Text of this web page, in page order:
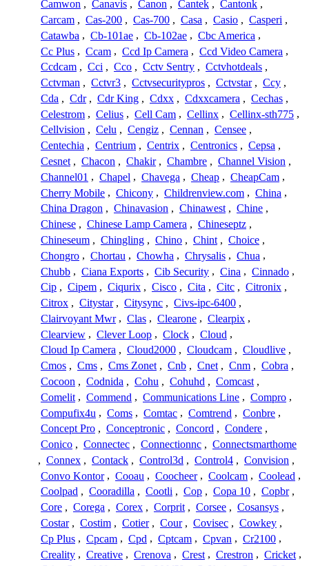
Camwon , Canavis , Canon , Cantek , Cantonk ,
Carcam , Cas-200 , Cas-700 , Casa , Casio , Casperi ,
Catawba , Cb-101ae , Cb-102ae , Cbc America ,
Cc Plus , Ccam , Ccd Ip Camera , Ccd Video Camera ,
Ccdcam , Cci , Cco , Cctv Sentry , Cctvhotdeals ,
Cctvman , Cctvr3 , Cctvsecuritypros , Cctvstar , Ccy ,
Cda , Cdr , Cdr King , Cdxx , Cdxxcamera , Cechas ,
Celestrom , Celius , Cell Cam , Cellinx , Cellinx-sth775 ,
Cellvision , Celu , Cengiz , Cennan , Censee ,
Centechia , Centrium , Centrix , Centronics , Cepsa ,
Cesnet , Chacon , Chakir , Chambre , Channel Vision ,
Channel01 , Chapel , Chavega , Cheap , CheapCam ,
Cherry Mobile , Chicony , Childrenview.com , China ,
China Dragon , Chinavasion , Chinawest , Chine ,
Chinese , Chinese Lamp Camera , Chineseptz ,
Chineseum , Chingling , Chino , Chint , Choice ,
Chongro , Chortau , Chowha , Chrysalis , Chua ,
Chubb , Ciana Exports , Cib Security , Cina , Cinnado ,
Cip , Cipem , Ciqurix , Cisco , Cita , Citc , Citronix ,
Citrox , Citystar , Citysync , Civs-ipc-6400 ,
Clairvoyant Mwr , Clas , Clearone , Clearpix ,
Clearview , Clever Loop , Clock , Cloud ,
Cloud Ip Camera , Cloud2000 , Cloudcam , Cloudlive ,
Cmos , Cms , Cms Zonet , Cnb , Cnet , Cnm , Cobra ,
Cocoon , Codnida , Cohu , Cohuhd , Comcast ,
Comelit , Commend , Communications Line , Compro ,
Compufix4u , Coms , Comtac , Comtrend , Conbre ,
Concept Pro , Conceptronic , Concord , Condere ,
Conico , Connectec , Connectionnc , Connectsmarthome
, Connex , Contack , Control3d , Control4 , Convision ,
Convo Kontor , Cooau , Coocheer , Coolcam , Coolead ,
Coolpad , Cooradilla , Cootli , Cop , Copa 10 , Copbr ,
Core , Corega , Corex , Corprit , Corsee , Cosansys ,
Costar , Costim , Cotier , Cour , Covisec , Cowkey ,
Cp Plus , Cpcam , Cpd , Cptcam , Cpvan , Cr2100 ,
Creality , Creative , Crenova , Crest , Crestron , Cricket ,